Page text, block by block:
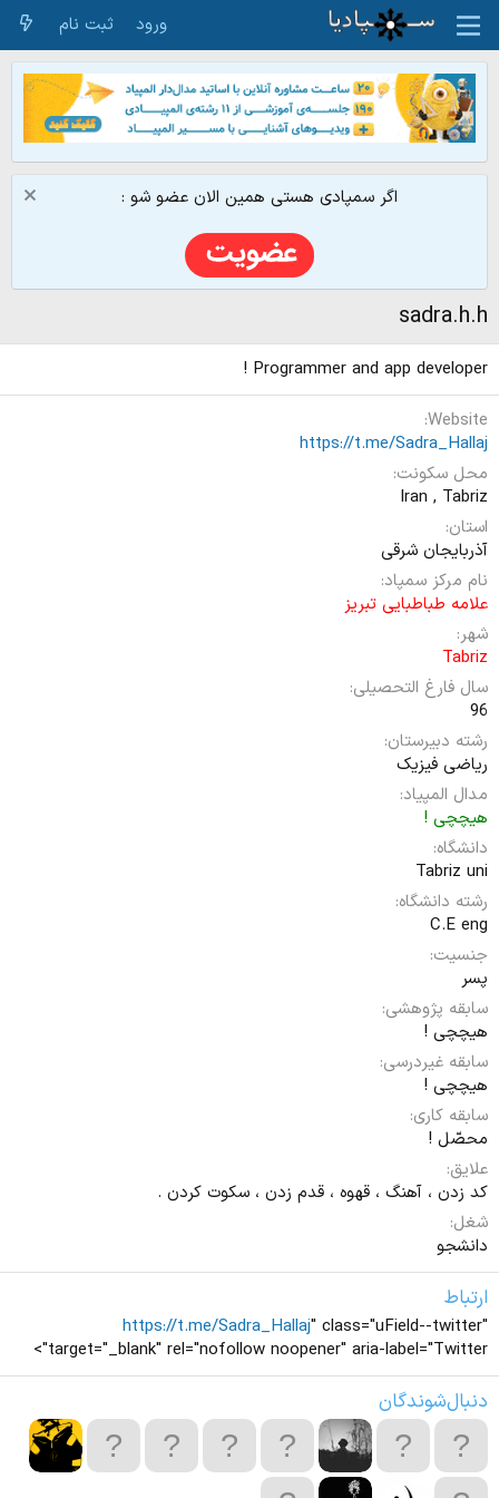
ورود ثبت نام
اگر سمپادی هستی همین الان عضو شو :
sadra.h.h
Programmer and app developer !
Website
https://t.me/Sadra_Hallaj
محل سکونت
Iran , Tabriz
استان
آذربایجان شرقی
نام مرکز سمپاد
علامه طباطبایی تبریز
شهر
Tabriz
سال فارغ التحصیلی
96
رشته دبیرستان
ریاضی فیزیک
مدال المپیاد
هیچچی !
دانشگاه
Tabriz uni
رشته دانشگاه
C.E eng
جنسیت
پسر
سابقه پژوهشی
هیچچی !
سابقه غیردرسی
هیچچی !
سابقه کاری
محصّل !
علایق
کد زدن ، آهنگ ، قهوه ، قدم زدن ، سکوت کردن .
شغل
دانشجو
ارتباط
https://t.me/Sadra_Hallaj" class="uField--twitter"
target="_blank" rel="nofollow noopener" aria-label="Twitter">
دنبال‌شوندگان